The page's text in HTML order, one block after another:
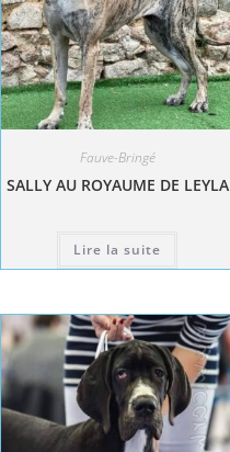
Fauve-Bringé
SALLY AU ROYAUME DE LEYLA
Lire la suite